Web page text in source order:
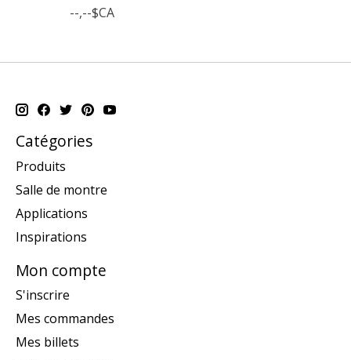
--,--$CA
Catégories
Produits
Salle de montre
Applications
Inspirations
Mon compte
S'inscrire
Mes commandes
Mes billets